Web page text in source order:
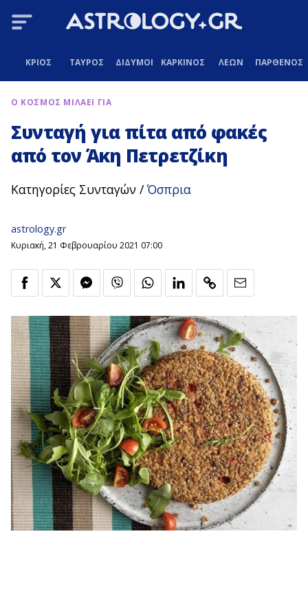
ΚΡΙΟΣ ΤΑΥΡΟΣ ΔΙΔΥΜΟΙ ΚΑΡΚΙΝΟΣ ΛΕΩΝ ΠΑΡΘΕΝΟΣ
Ο ΚΟΣΜΟΣ ΜΙΛΑΕΙ ΓΙΑ
Συνταγή για πίτα από φακές
από τον Άκη Πετρετζίκη
Κατηγορίες Συνταγών /Όσπρια
astrology.gr
Κυριακή, 21 Φεβρουαρίου 2021 07:00